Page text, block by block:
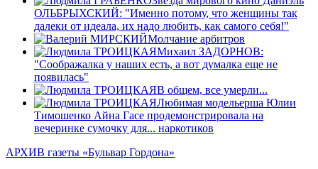
ОЛЬБРЫХСКИЙ: "Именно потому, что женщины так
далеки от идеала, их надо любить, как самого себя!"
Молчание арбитров
Михаил ЗАДОРНОВ:
"Соображалка у наших есть, а вот думалка еще не
появилась"
В общем, все умерли...
Любимая модельерша Юлии
Тимошенко Айна Гасе продемонстрировала на
вечеринке сумочку для... наркотиков
АРХИВ газеты «Бульвар Гордона»